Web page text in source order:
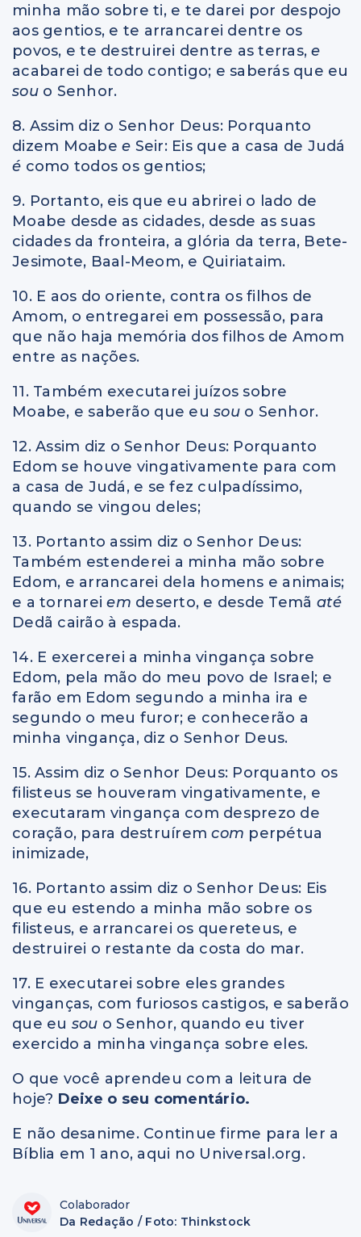
minha mão sobre ti, e te darei por despojo
aos gentios, e te arrancarei dentre os
povos, e te destruirei dentre as terras,e
acabarei de todo contigo; e saberás que eu
sou o Senhor.
8. Assim diz o Senhor Deus: Porquanto
dizem Moabe e Seir: Eis que a casa de Judá
é como todos os gentios;
9. Portanto, eis que eu abrirei o lado de
Moabe desde as cidades, desde as suas
cidades da fronteira, a glória da terra, Bete-
Jesimote, Baal-Meom, e Quiriataim.
10. E aos do oriente, contra os filhos de
Amom, o entregarei em possessão, para
que não haja memória dos filhos de Amom
entre as nações.
11. Também executarei juízos sobre
Moabe, e saberão que eu sou o Senhor.
12. Assim diz o Senhor Deus: Porquanto
Edom se houve vingativamente para com
a casa de Judá, e se fez culpadíssimo,
quando se vingou deles;
13. Portanto assim diz o Senhor Deus:
Também estenderei a minha mão sobre
Edom, e arrancarei dela homens e animais;
e a tornareiem deserto, e desde Temã até
Dedã cairão à espada.
14. E exercerei a minha vingança sobre
Edom, pela mão do meu povo de Israel; e
farão em Edom segundo a minha ira e
segundo o meu furor; e conhecerão a
minha vingança, diz o Senhor Deus.
15. Assim diz o Senhor Deus: Porquanto os
filisteus se houveram vingativamente, e
executaram vingança com desprezo de
coração, para destruíremcom perpétua
inimizade,
16. Portanto assim diz o Senhor Deus: Eis
que eu estendo a minha mão sobre os
filisteus, e arrancarei os quereteus, e
destruirei o restante da costa do mar.
17. E executarei sobre eles grandes
vinganças, com furiosos castigos, e saberão
que eu sou o Senhor, quando eu tiver
exercido a minha vingança sobre eles.
O que você aprendeu com a leitura de
hoje? Deixe o seu comentário.
E não desanime. Continue firme para ler a
Bíblia em 1 ano, aqui no Universal.org.
Colaborador
Da Redação / Foto: Thinkstock